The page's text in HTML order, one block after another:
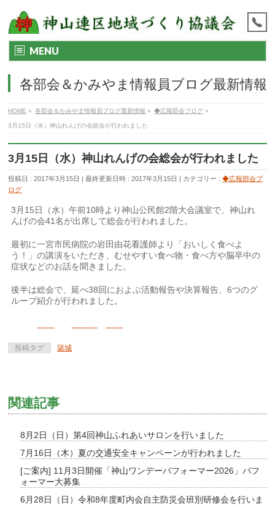
MENU
各部会＆かみやま情報員ブログ最新情報
HOME » 各部会＆かみやま情報員ブログ最新情報 » ◆広報部会ブログ »
3月15日（水）神山れんげの会総会が行われました
3月15日（水）神山れんげの会総会が行われました
投稿日 : 2017年3月15日 最終更新日時 : 2017年3月15日 カテゴリー :◆広報部会ブ
ログ
3月15日（水）午前10時より神山公民館2階大会議室で、神山れ
んげの会41名が出席して総会が行われました。
最初に一宮市民病院の岩田由花看護師より「おいしく食べよ
う！」の講演をいただき、むせやすい食べ物・食べ方や脳卒中の
症状などのお話を聞きました。
後半は総会で、延べ38回におよぶ活動報告や決算報告、6つのグ
ループ紹介が行われました。
投稿タグ 築城
関連記事
8月2日（日）第4回神山ふれあいサロンを行いました
7月16日（木）夏の交通安全キャンペーンが行われました
[ご案内] 11月3日開催「神山ワンデーパフォーマー2026」パフ
ォーマー大募集
6月28日（日）令和8年度町内会自主防災会班別研修会を行いま